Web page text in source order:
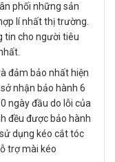
phối những sản
lí nhất thị trường.
tin cho người tiêu
đảm bảo nhất hiện
nhận bảo hành 6
ngày đầu do lỗi của
đều được bảo hành
dụng kéo cắt tóc
trợ mài kéo